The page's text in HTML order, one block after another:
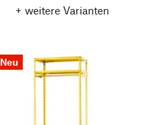
+ weitere Varianten
Neu